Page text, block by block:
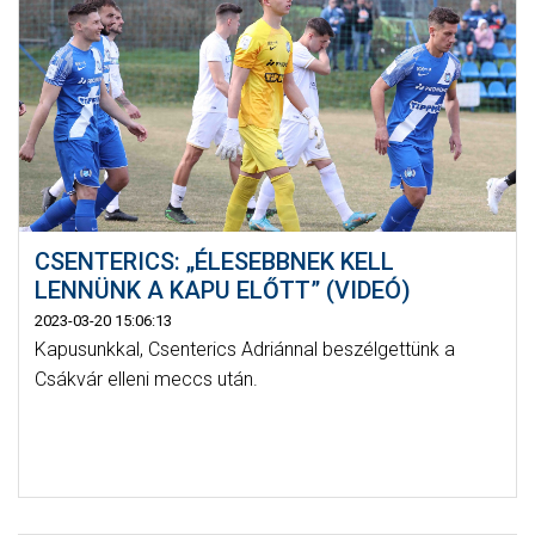
CSENTERICS: „ÉLESEBBNEK KELL
LENNÜNK A KAPU ELŐTT” (VIDEÓ)
2023-03-20 15:06:13
Kapusunkkal, Csenterics Adriánnal beszélgettünk a
Csákvár elleni meccs után.